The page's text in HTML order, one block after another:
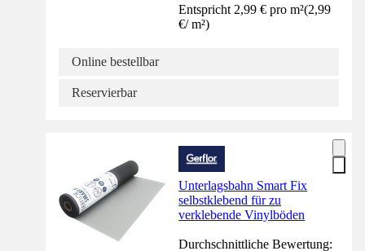
Entspricht 2,99 € pro m²(2,99
€/ m²)
Online bestellbar
Reservierbar
Unterlagsbahn Smart Fix
selbstklebend für zu
verklebende Vinylböden
Durchschnittliche Bewertung: